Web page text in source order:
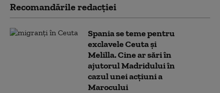
Recomandările redacţiei
Spania se teme pentru
exclavele Ceuta și
Melilla. Cine ar sări în
ajutorul Madridului în
cazul unei acțiuni a
Marocului